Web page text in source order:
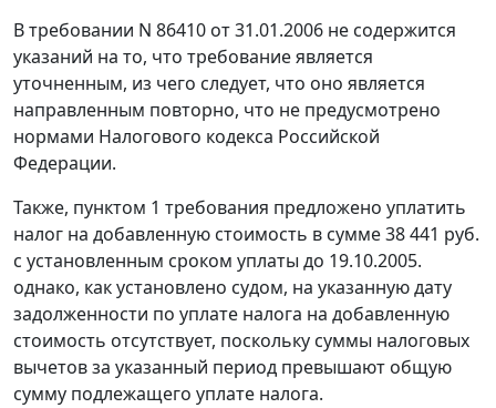
В требовании N 86410 от 31.01.2006 не содержится
указаний на то, что требование является
уточненным, из чего следует, что оно является
направленным повторно, что не предусмотрено
нормами Налогового кодекса Российской
Федерации.
Также, пунктом 1 требования предложено уплатить
налог на добавленную стоимость в сумме 38 441 руб.
с установленным сроком уплаты до 19.10.2005.
однако, как установлено судом, на указанную дату
задолженности по уплате налога на добавленную
стоимость отсутствует, поскольку суммы налоговых
вычетов за указанный период превышают общую
сумму подлежащего уплате налога.